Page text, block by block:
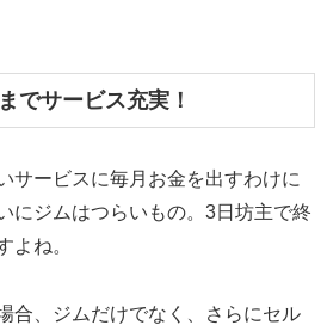
でサービス充実！
サービスに毎月お金を出すわけに
にジムはつらいもの。3日坊主で終
よね。
合、ジムだけでなく、さらにセル